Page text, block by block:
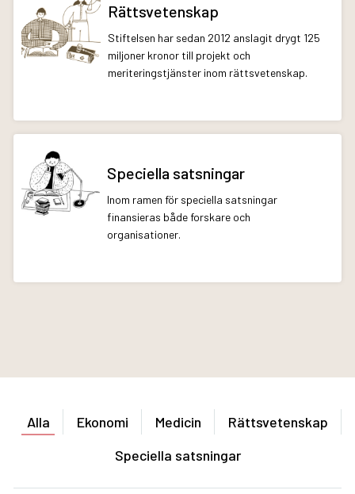
Rättsvetenskap
Stiftelsen har sedan 2012 anslagit drygt 125
miljoner kronor till projekt och
meriteringstjänster inom rättsvetenskap.
Speciella satsningar
Inom ramen för speciella satsningar
finansieras både forskare och
organisationer.
Alla Ekonomi Medicin
Rättsvetenskap
Speciella satsningar